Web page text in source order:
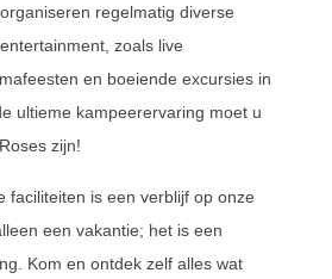
regelmatig diverse
zoals live
en boeiende excursies in
ultieme kampeerervaring moet u
zijn!
faciliteiten is een verblijf op onze
een vakantie; het is een
Kom en ontdek zelf alles wat